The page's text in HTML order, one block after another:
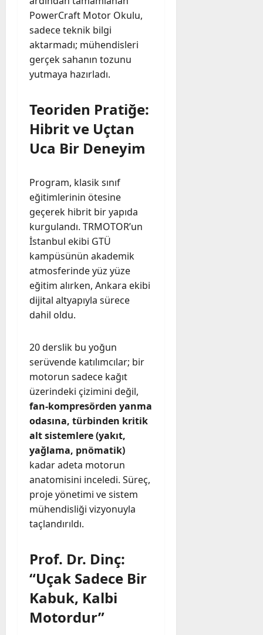
PowerCraft Motor Okulu,
sadece teknik bilgi
aktarmadı; mühendisleri
gerçek sahanın tozunu
yutmaya hazırladı.
Teoriden Pratiğe:
Hibrit ve Uçtan
Uca Bir Deneyim
Program, klasik sınıf
eğitimlerinin ötesine
geçerek hibrit bir yapıda
kurgulandı. TRMOTOR’un
İstanbul ekibi GTÜ
kampüsünün akademik
atmosferinde yüz yüze
eğitim alırken, Ankara ekibi
dijital altyapıyla sürece
dahil oldu.
20 derslik bu yoğun
serüvende katılımcılar; bir
motorun sadece kağıt
üzerindeki çizimini değil,
fan-kompresörden yanma
odasına, türbinden kritik
alt sistemlere (yakıt,
yağlama, pnömatik)
kadar adeta motorun
anatomisini inceledi. Süreç,
proje yönetimi ve sistem
mühendisliği vizyonuyla
taçlandırıldı.
Prof. Dr. Dinç:
“Uçak Sadece Bir
Kabuk, Kalbi
Motordur”